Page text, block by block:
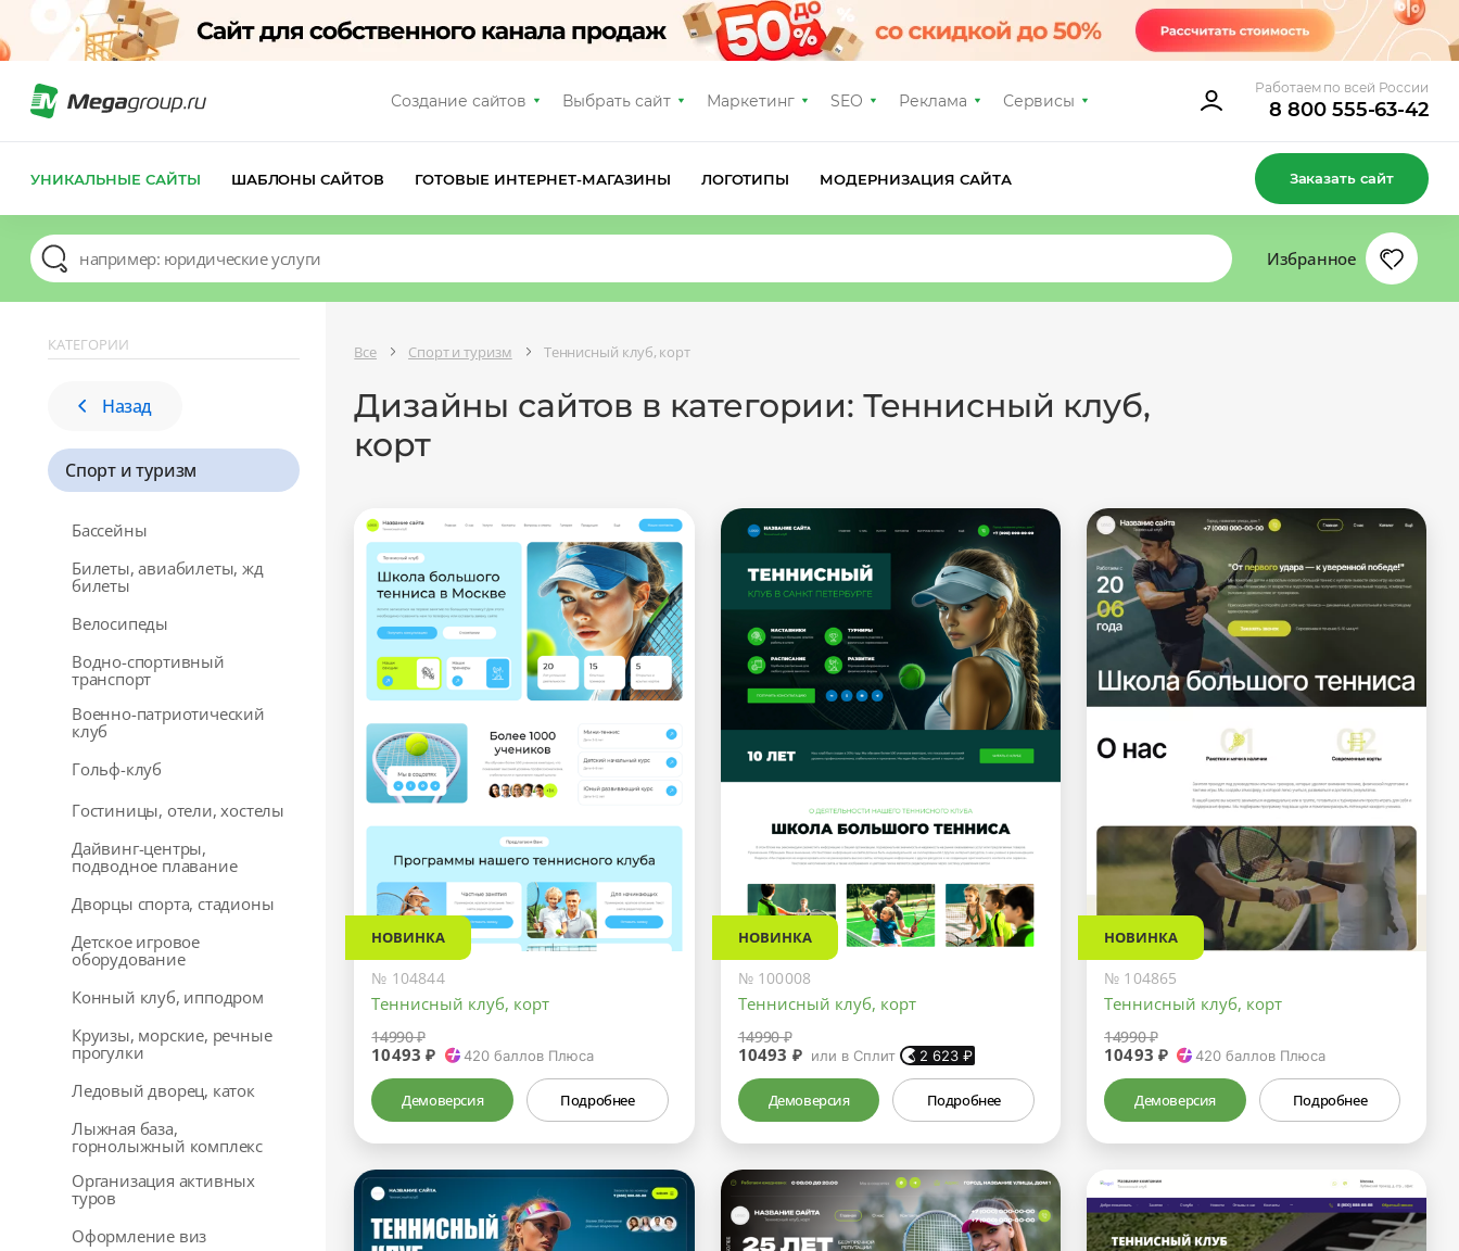
Создание сайтов Выбрать сайт Маркетинг SEO Реклама Сервисы
Работаем по всей России
8 800 555-63-42
УНИКАЛЬНЫЕ САЙТЫ ШАБЛОНЫ САЙТОВ ГОТОВЫЕ ИНТЕРНЕТ-МАГАЗИНЫ ЛОГОТИПЫ МОДЕРНИЗАЦИЯ САЙТА Заказать сайт
Избранное
КАТЕГОРИИ
Назад
Спорт и туризм
Бассейны
Билеты, авиабилеты, жд
билеты
Велосипеды
Водно-спортивный
транспорт
Военно-патриотический
клуб
Гольф-клуб
Гостиницы, отели, хостелы
Дайвинг-центры,
подводное плавание
Дворцы спорта, стадионы
Детское игровое
оборудование
Конный клуб, ипподром
Круизы, морские, речные
прогулки
Ледовый дворец, каток
Лыжная база,
горнолыжный комплекс
Организация активных
туров
Оформление виз
Все Спорт и туризм Теннисный клуб, корт
Дизайны сайтов в категории: Теннисный клуб,
корт
НОВИНКА
№ 104844
Теннисный клуб, корт
14990 ₽
10493 ₽ 420баллов Плюса
Демоверсия Подробнее
НОВИНКА
№ 100008
Теннисный клуб, корт
14990 ₽
10493 ₽ или в Сплит 2 623 ₽
Демоверсия Подробнее
НОВИНКА
№ 104865
Теннисный клуб, корт
14990 ₽
10493 ₽ 420 баллов Плюса
Демоверсия Подробнее